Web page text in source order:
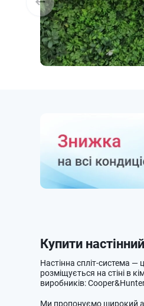
Купити
Настінна спліт-система —
розміщується на стіні в
виробників:
Ми пропонуємо широкий